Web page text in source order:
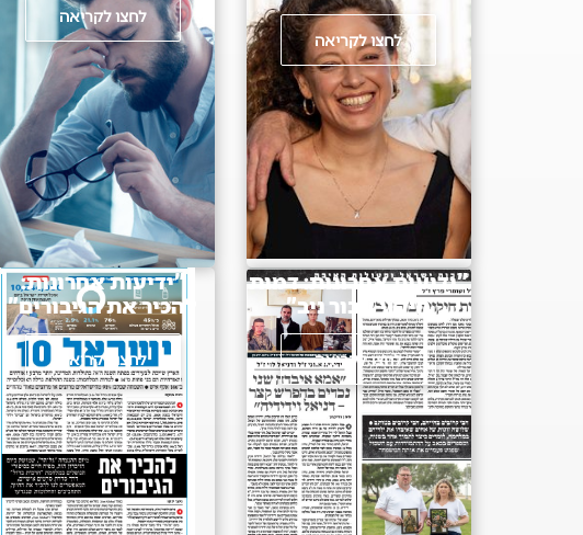
לחצו לקריאה
לחצו לקריאה
"ידיעות אחרונות: דמות
חיקוי עבור ניב"
לחצו לקריאה
"ידיעות אחרונות:
להכיר את הגיבורים"
לחצו לקריאה